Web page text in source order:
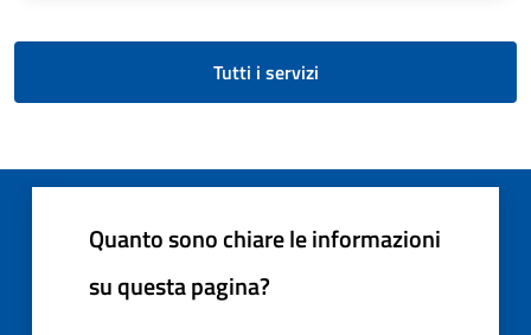
Tutti i servizi
Quanto sono chiare le informazioni
su questa pagina?